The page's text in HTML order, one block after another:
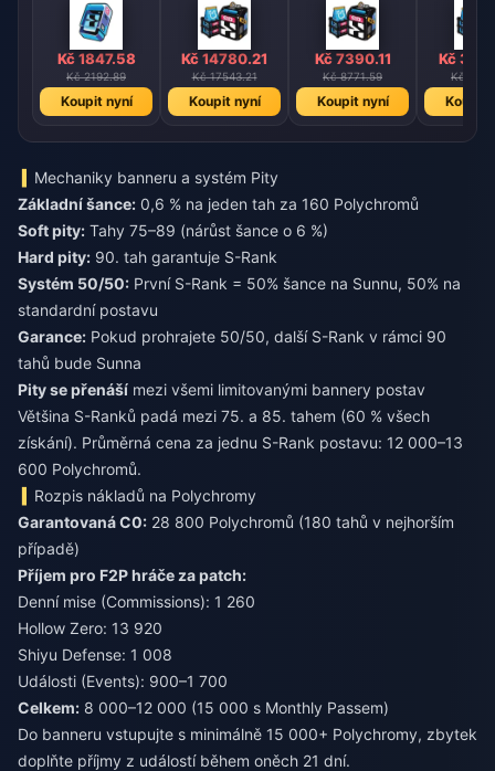
Kč 1847.58
Kč 2192.89
Koupit nyní
Kč 14780.21
Kč 17543.21
Koupit nyní
Kč 7390.11
Kč 8771.59
Koupit nyní
Kč
Kč
Koupit
Mechaniky banneru a systém Pity
Základní šance: 0,6 % na jeden tah za 160 Polychromů
Soft pity: Tahy 75–89 (nárůst šance o 6 %)
Hard pity: 90. tah garantuje S-Rank
Systém 50/50: První S-Rank = 50% šance na Sunnu, 50% na
standardní postavu
Garance: Pokud prohrajete 50/50, další S-Rank v rámci 90
tahů bude Sunna
Pity se přenáší mezi všemi limitovanými bannery postav
Většina S-Ranků padá mezi 75. a 85. tahem (60 % všech
získání). Průměrná cena za jednu S-Rank postavu: 12 000–13
600 Polychromů.
Rozpis nákladů na Polychromy
Garantovaná C0: 28 800 Polychromů (180 tahů v nejhorším
případě)
Příjem pro F2P hráče za patch:
Denní mise (Commissions): 1 260
Hollow Zero: 13 920
Shiyu Defense: 1 008
Události (Events): 900–1 700
Celkem: 8 000–12 000 (15 000 s Monthly Passem)
Do banneru vstupujte s minimálně 15 000+ Polychromy, zbytek
doplňte příjmy z událostí během oněch 21 dní.